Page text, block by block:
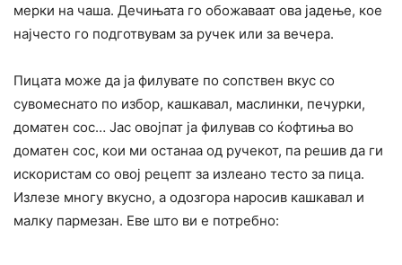
мерки на чаша. Дечињата го обожаваат ова јадење, кое
најчесто го подготвувам за ручек или за вечера.
Пицата може да ја филувате по сопствен вкус со
сувомеснато по избор, кашкавал, маслинки, печурки,
доматен сос… Јас овојпат ја филував со ќофтиња во
доматен сос, кои ми останаа од ручекот, па решив да ги
искористам со овој рецепт за излеано тесто за пица.
Излезе многу вкусно, а одозгора наросив кашкавал и
малку пармезан. Еве што ви е потребно: